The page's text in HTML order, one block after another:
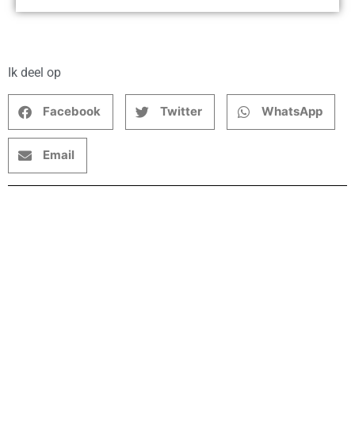
Ik deel op
Facebook Twitter WhatsApp
Email